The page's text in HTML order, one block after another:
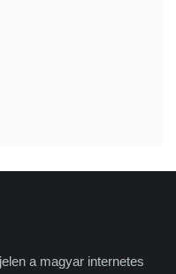
a magyar internetes